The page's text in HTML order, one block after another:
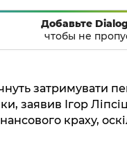
Добавьте
чтобы не
затримувати
заявив Ігор
краху,